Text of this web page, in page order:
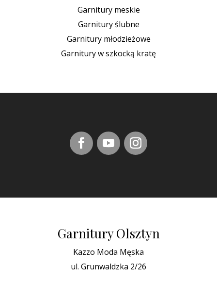
Garnitury meskie
Garnitury ślubne
Garnitury młodzieżowe
Garnitury w szkocką kratę
Garnitury Olsztyn
Kazzo Moda Męska
ul. Grunwaldzka 2/26